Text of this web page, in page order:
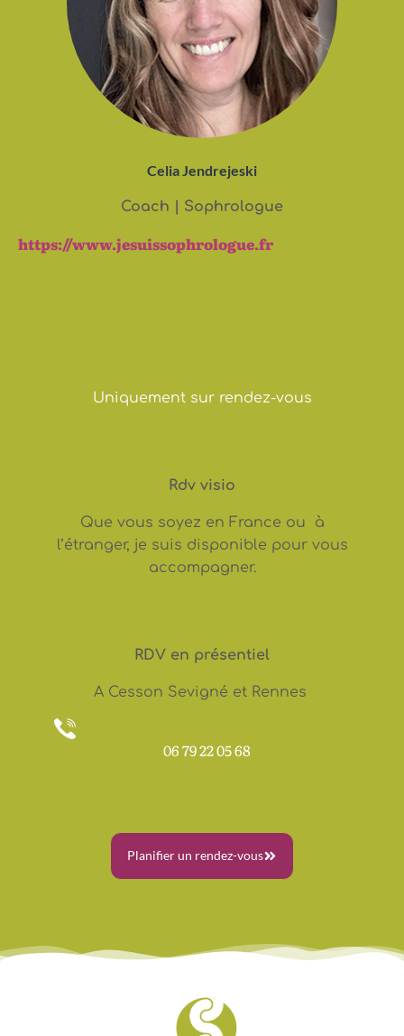
Celia Jendrejeski
Coach | Sophrologue
https://www.jesuissophrologue.fr
Uniquement sur rendez-vous
Rdv visio
Que vous soyez en France ou à
l’étranger, je suis disponible pour vous
accompagner.
RDV en présentiel
A Cesson Sevigné et Rennes
06 79 22 05 68
Planifier un rendez-vous